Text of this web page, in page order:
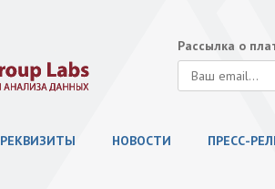
Рассылка о
РЕКВИЗИТЫ НОВОСТИ ПРЕСС-